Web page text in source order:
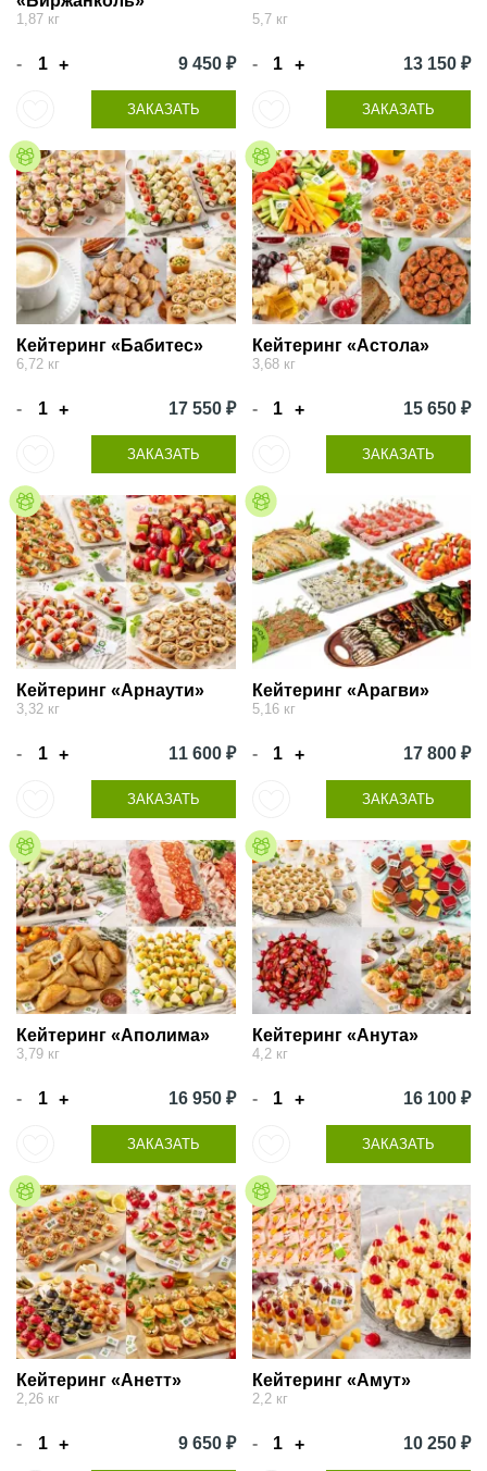
1,87 кг
- + 9 450 ₽
ЗАКАЗАТЬ
5,7 кг
- + 13 150 ₽
ЗАКАЗАТЬ
Кейтеринг «Бабитес»
6,72 кг
- + 17 550 ₽
ЗАКАЗАТЬ
Кейтеринг «Астола»
3,68 кг
- + 15 650 ₽
ЗАКАЗАТЬ
Кейтеринг «Арнаути»
3,32 кг
- + 11 600 ₽
ЗАКАЗАТЬ
Кейтеринг «Арагви»
5,16 кг
- + 17 800 ₽
ЗАКАЗАТЬ
Кейтеринг «Аполима»
3,79 кг
- + 16 950 ₽
ЗАКАЗАТЬ
Кейтеринг «Анута»
4,2 кг
- + 16 100 ₽
ЗАКАЗАТЬ
Кейтеринг «Анетт»
2,26 кг
- + 9 650 ₽
Кейтеринг «Амут»
2,2 кг
- + 10 250 ₽